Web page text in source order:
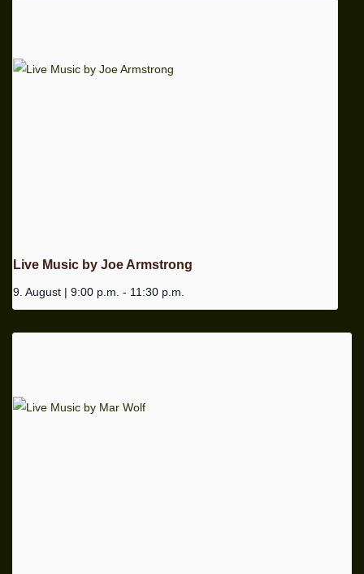
Live Music by Joe Armstrong
9. August | 9:00 p.m. - 11:30 p.m.